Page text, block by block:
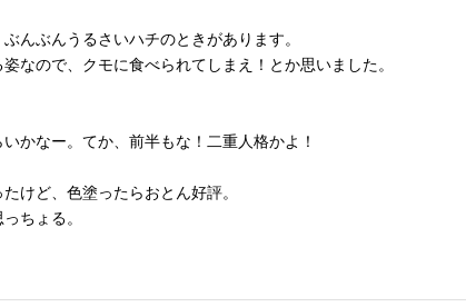
んぶんうるさいハチのときがあります。
なので、クモに食べられてしまえ！とか思いました。
かなー。てか、前半もな！二重人格かよ！
けど、色塗ったらおとん好評。
ちょる。